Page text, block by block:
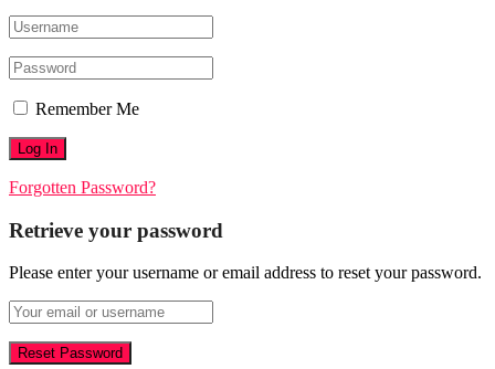
Remember Me
Forgotten Password?
Retrieve your password
Please enter your username or email address to reset your password.